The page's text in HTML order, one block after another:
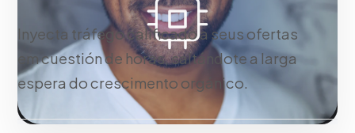
Inyecta tráfego calificado a seus ofertas
em cuestión de horas, saltándote a larga
espera do crescimento orgánico.